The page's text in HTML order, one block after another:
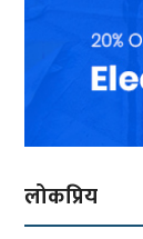
लोकप्रिय